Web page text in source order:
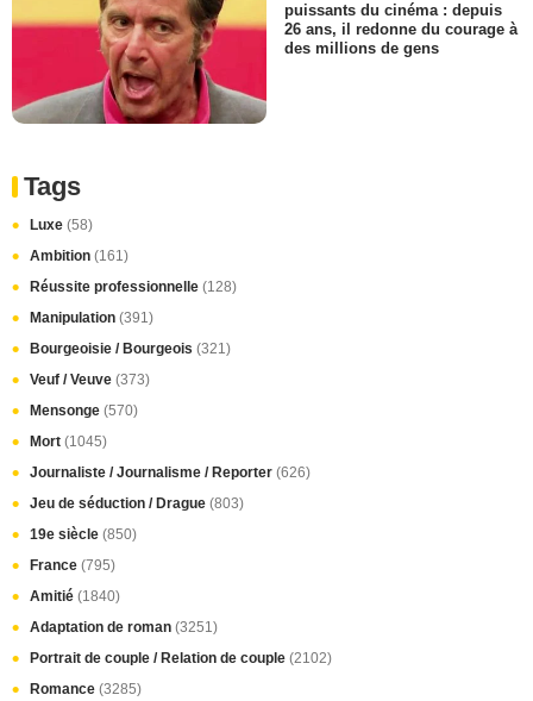
puissants du cinéma : depuis
26 ans, il redonne du courage à
des millions de gens
Tags
Luxe (58)
Ambition (161)
Réussite professionnelle (128)
Manipulation (391)
Bourgeoisie / Bourgeois (321)
Veuf / Veuve (373)
Mensonge (570)
Mort (1045)
Journaliste / Journalisme / Reporter (626)
Jeu de séduction / Drague (803)
19e siècle (850)
France (795)
Amitié (1840)
Adaptation de roman (3251)
Portrait de couple / Relation de couple (2102)
Romance (3285)